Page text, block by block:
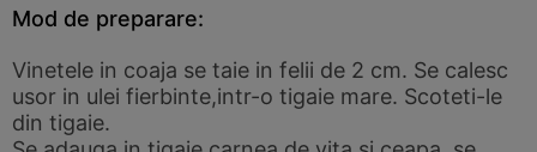
Mod de preparare:
Vinetele in coaja se taie in felii de 2 cm. Se calesc
usor in ulei fierbinte,intr-o tigaie mare. Scoteti-le
din tigaie.